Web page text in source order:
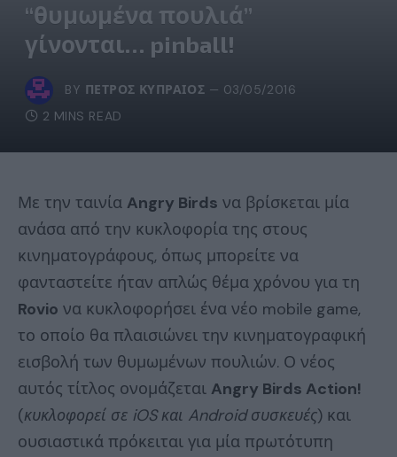
“θυμωμένα πουλιά”
γίνονται… pinball!
BY ΠΈΤΡΟΣ ΚΥΠΡΑΊΟΣ
03/05/2016
2 MINS READ
Με την ταινία Angry Birds να βρίσκεται μία
ανάσα από την κυκλοφορία της στους
κινηματογράφους, όπως μπορείτε να
φανταστείτε ήταν απλώς θέμα χρόνου για τη
Rovio να κυκλοφορήσει ένα νέο mobile game,
το οποίο θα πλαισιώνει την κινηματογραφική
εισβολή των θυμωμένων πουλιών. Ο νέος
αυτός τίτλος ονομάζεται Angry Birds Action!
(κυκλοφορεί σε iOS και Android συσκευές) και
ουσιαστικά πρόκειται για μία πρωτότυπη